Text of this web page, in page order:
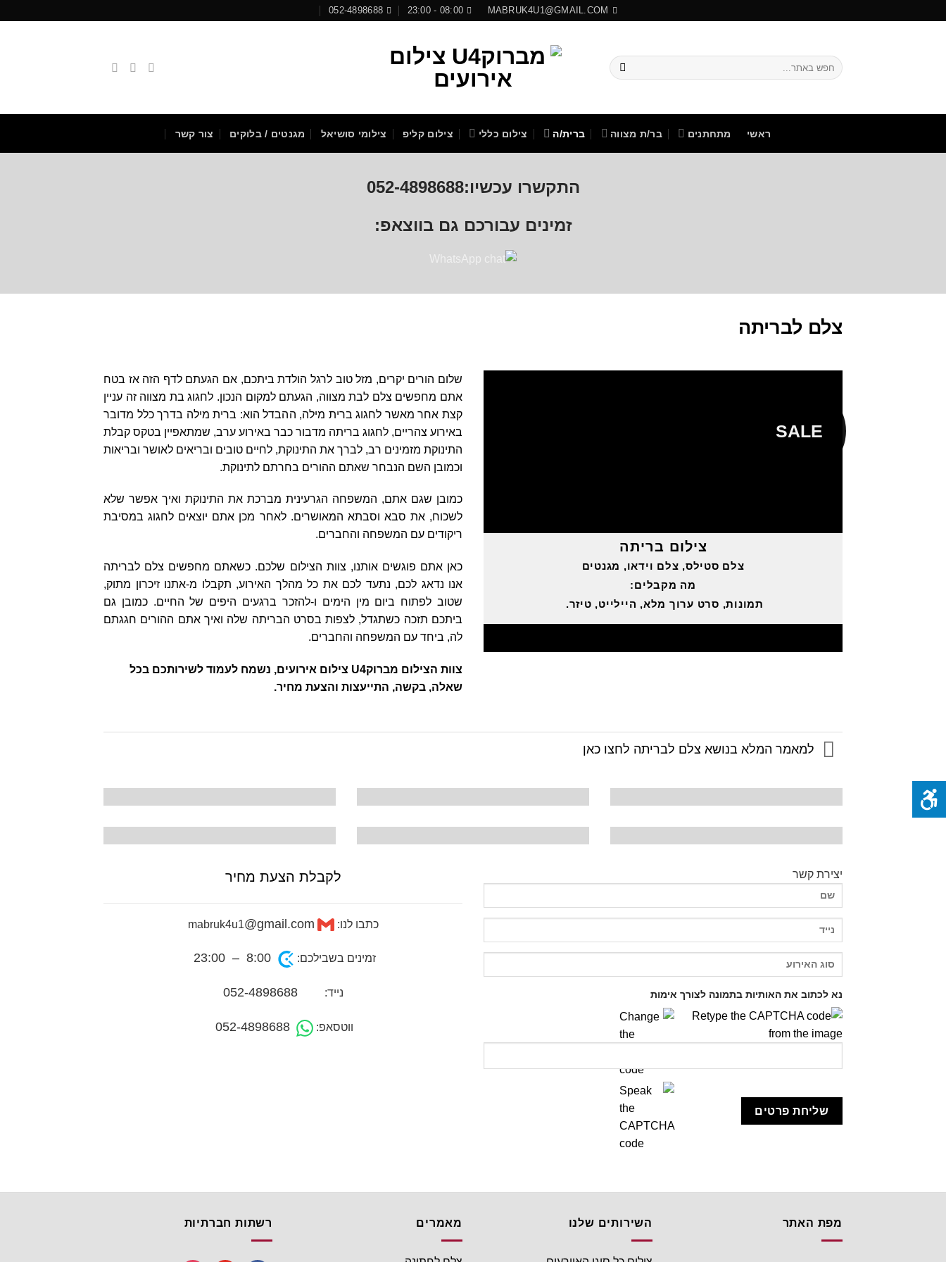
MABRUK4U1@GMAIL.COM
08:00 - 23:00
052-4898688
ראשי מתחתנים בר/ת מצווה ברית/ה צילום כללי צילום קליפ צילומי סושיאל מגנטים / בלוקים צור קשר
התקשרו עכשיו:052-4898688
זמינים עבורכם גם בווצאפ:
צלם לבריתה
צילום בריתה
צלם סטילס, צלם וידאו, מגנטים
מה מקבלים:
תמונות, סרט ערוך מלא, היילייט, טיזר.
SALE
שלום הורים יקרים, מזל טוב לרגל הולדת ביתכם, אם הגעתם לדף הזה אז בטח
אתם מחפשים צלם לבת מצווה, הגעתם למקום הנכון. לחגוג בת מצווה זה עניין
קצת אחר מאשר לחגוג ברית מילה, ההבדל הוא: ברית מילה בדרך כלל מדובר
באירוע צהריים, לחגוג בריתה מדבור כבר באירוע ערב, שמתאפיין בטקס קבלת
התינוקת מזמינים רב, לברך את התינוקת, לחיים טובים ובריאים לאושר ובריאות
וכמובן השם הנבחר שאתם ההורים בחרתם לתינוקת.
כמובן שגם אתם, המשפחה הגרעינית מברכת את התינוקת ואיך אפשר שלא
לשכוח, את סבא וסבתא המאושרים. לאחר מכן אתם יוצאים לחגוג במסיבת
ריקודים עם המשפחה והחברים.
כאן אתם פוגשים אותנו, צוות הצילום שלכם. כשאתם מחפשים צלם לבריתה
אנו נדאג לכם, נתעד לכם את כל מהלך האירוע, תקבלו מ-אתנו זיכרון מתוק,
שטוב לפתוח ביום מין הימים ו-להזכר ברגעים היפים של החיים. כמובן גם
ביתכם תזכה כשתגדל, לצפות בסרט הבריתה שלה ואיך אתם ההורים חגגתם
לה, ביחד עם המשפחה והחברים.
צוות הצילום מברוקU4 צילום אירועים, נשמח לעמוד לשירותכם בכל
שאלה, בקשה, התייעצות והצעת מחיר.
למאמר המלא בנושא צלם לבריתה לחצו כאן
יצירת קשר
נא לכתוב את האותיות בתמונה לצורך אימות
לקבלת הצעת מחיר
כתבו לנו: @gmail.com
זמינים בשבילכם: 8:00 – 23:00
נייד: 052-4898688
ווטסאפ:
מפת האתר השירותים שלנו מאמרים רשתות חברתיות